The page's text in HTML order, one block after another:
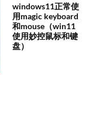
windows11正常使
用magic keyboard
和mouse（win11
使用妙控鼠标和键
盘）